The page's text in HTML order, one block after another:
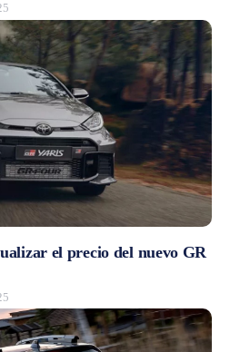
el precio del nuevo GR